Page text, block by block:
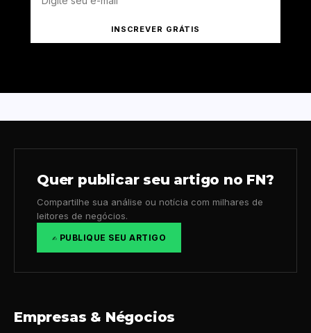
INSCREVER GRÁTIS
Quer publicar seu artigo no FN?
Compartilhe sua análise ou notícia com milhares de
leitores de negócios.
✍️ PUBLIQUE SEU ARTIGO
Empresas & Négocios